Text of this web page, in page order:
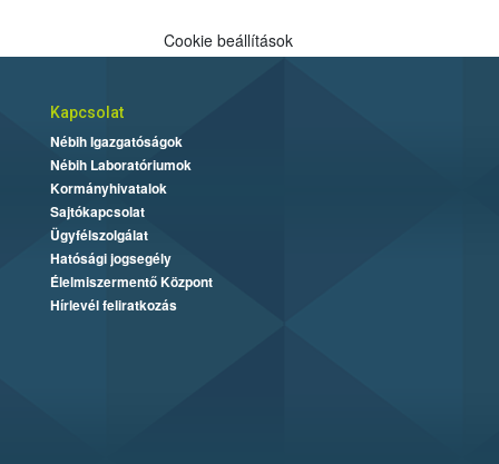
Cookie beállítások
Kapcsolat
Nébih Igazgatóságok
Nébih Laboratóriumok
Kormányhivatalok
Sajtókapcsolat
Ügyfélszolgálat
Hatósági jogsegély
Élelmiszermentő Központ
Hírlevél feliratkozás